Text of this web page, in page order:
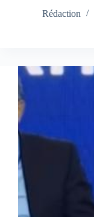
Rédaction